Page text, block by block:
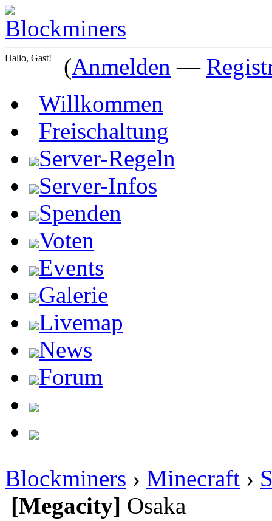
Hallo, Gast! (Anmelden —
Willkommen
Freischaltung
Server-Regeln
Server-Infos
Spenden
Voten
Events
Galerie
Livemap
News
Forum
Blockminers › Minecraft ›
[Megacity] Osaka